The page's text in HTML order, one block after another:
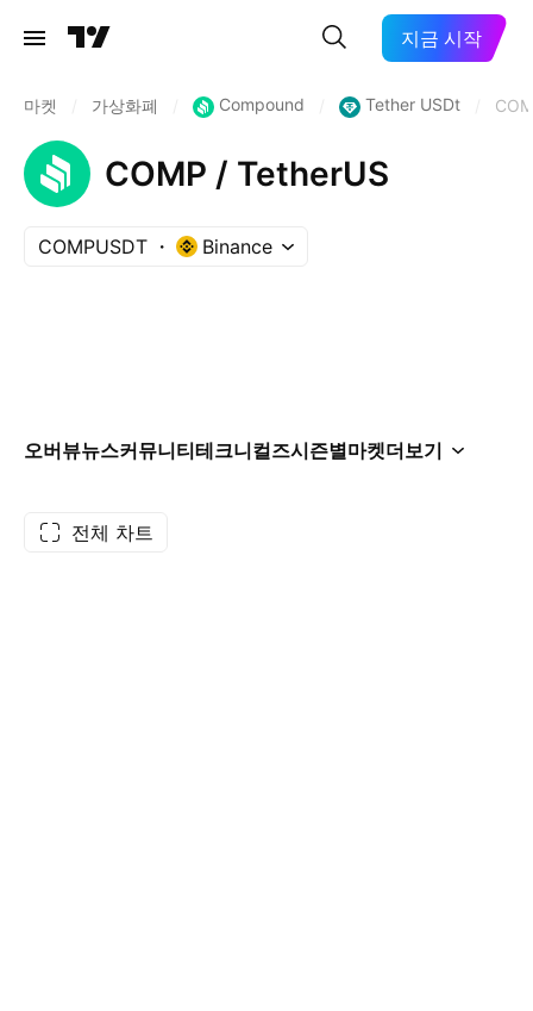
지금 시작
마켓 가상화폐 Compound Tether USDt
COMP / TetherUS
COMPUSDT Binance
오버뷰뉴스커뮤니티테크니컬즈시즌별마켓더보기
전체 차트